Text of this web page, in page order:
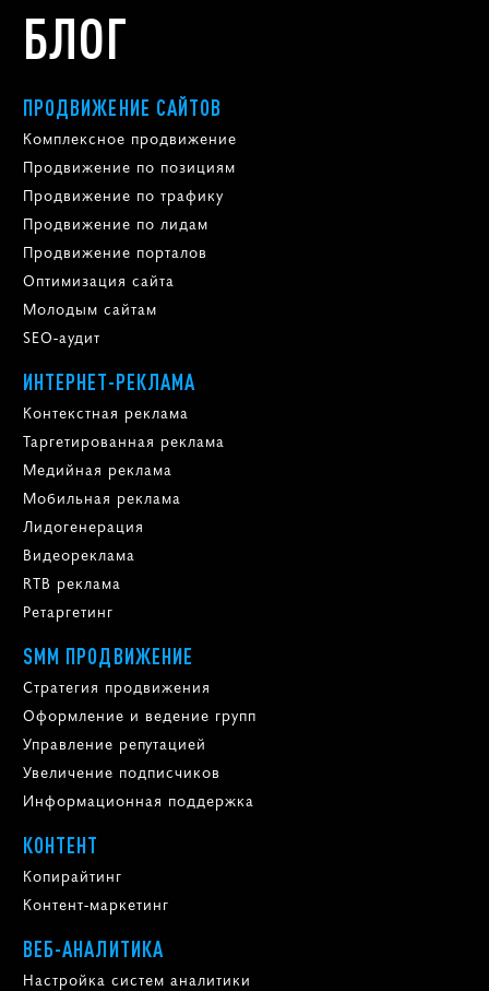
БЛОГ
ПРОДВИЖЕНИЕ САЙТОВ
Комплексное продвижение
Продвижение по позициям
Продвижение по трафику
Продвижение по лидам
Продвижение порталов
Оптимизация сайта
Молодым сайтам
SEO-аудит
ИНТЕРНЕТ-РЕКЛАМА
Контекстная реклама
Таргетированная реклама
Медийная реклама
Мобильная реклама
Лидогенерация
Видеореклама
RTB реклама
Ретаргетинг
SMM ПРОДВИЖЕНИЕ
Стратегия продвижения
Оформление и ведение групп
Управление репутацией
Увеличение подписчиков
Информационная поддержка
КОНТЕНТ
Копирайтинг
Контент-маркетинг
ВЕБ-АНАЛИТИКА
Настройка систем аналитики